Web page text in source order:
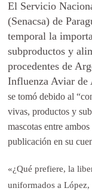
El Servicio
(Senacsa) de
temporal la
subproductos y
procedentes de
Influenza Aviar
se tomó debido al
vivas, productos y
mascotas entre
publicación en su
«¿Qué prefiere, la
uniformados a López,